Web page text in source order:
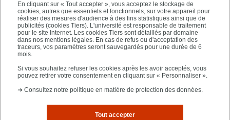
En cliquant sur « Tout accepter », vous acceptez le stockage de
cookies, autres que essentiels et fonctionnels, sur votre appareil pour
réaliser des mesures d'audience à des fins statistiques ainsi que de
publicités (cookies Tiers). L'université est responsable de traitement
pour le site Internet. Les cookies Tiers sont détaillés par domaine
dans nos mentions légales. En cas de refus ou d'acceptation des
traceurs, vos paramètres seront sauvegardés pour une durée de 6
mois.
Si vous souhaitez refuser les cookies après les avoir acceptés, vous
pouvez retirer votre consentement en cliquant sur « Personnaliser ».
➜ Consultez notre politique en matière de protection des données.
Tout accepter
PRATIQUE
ACCÈS RAPIDES